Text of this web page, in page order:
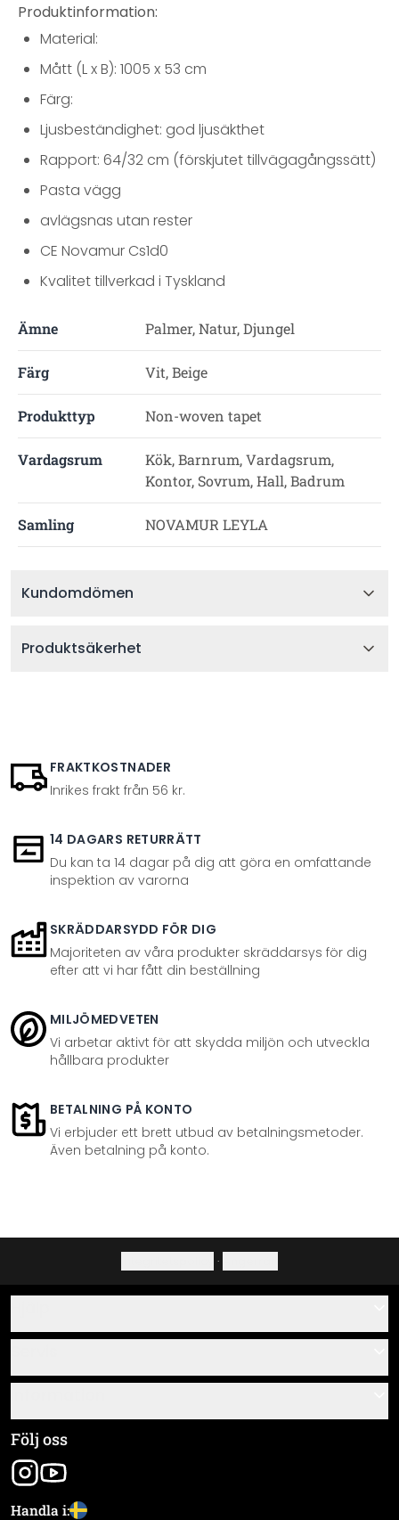
Produktinformation:
Material:
Mått (L x B): 1005 x 53 cm
Färg:
Ljusbeständighet: god ljusäkthet
Rapport: 64/32 cm (förskjutet tillvägagångssätt)
Pasta vägg
avlägsnas utan rester
CE Novamur Cs1d0
Kvalitet tillverkad i Tyskland
Ämne Palmer, Natur, Djungel
Färg Vit, Beige
Produkttyp Non-woven tapet
Vardagsrum
Kök, Barnrum, Vardagsrum,
Kontor, Sovrum, Hall, Badrum
Samling NOVAMUR LEYLA
Kundomdömen
Produktsäkerhet
FRAKTKOSTNADER
Inrikes frakt från 56 kr.
14 DAGARS RETURRÄTT
Du kan ta 14 dagar på dig att göra en omfattande
inspektion av varorna
SKRÄDDARSYDD FÖR DIG
Majoriteten av våra produkter skräddarsys för dig
efter att vi har fått din beställning
MILJÖMEDVETEN
Vi arbetar aktivt för att skydda miljön och utveckla
hållbara produkter
BETALNING PÅ KONTO
Vi erbjuder ett brett utbud av betalningsmetoder.
Även betalning på konto.
·
Om oss
Materialöversikt
Spåra leverans
Allmänna villkor
Företagsinformation
Följ oss
Handla i: